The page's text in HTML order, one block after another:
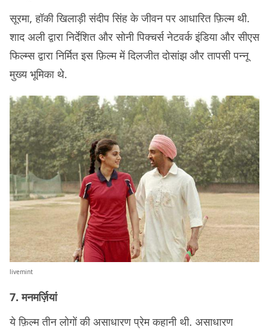
सूरमा, हॉकी खिलाड़ी संदीप सिंह के जीवन पर आधारित फ़िल्म थी.
शाद अली द्वारा निर्देशित और सोनी पिक्चर्स नेटवर्क इंडिया और सीएस
फिल्म्स द्वारा निर्मित इस फ़िल्म में दिलजीत दोसांझ और तापसी पन्नू
मुख्य भूमिका थे.
livemint
7. मनमर्ज़ियां
ये फ़िल्म तीन लोगों की असाधारण प्रेम कहानी थी. असाधारण